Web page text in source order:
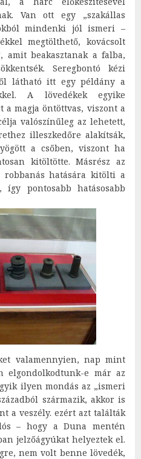
Van ott egy „szakállas
mindenki jól ismeri –
megtölthető, kovácsolt
amit beakasztanak a falba,
Seregbontó kézi
látható itt egy példány a
A lövedékek egyike
magja öntöttvas, viszont a
valószínűleg az lehetett,
illeszkedőre alakítsák,
a csőben, viszont ha
kitöltötte. Másrész az
hatására kitölti a
pontosabb hatásosabb
valamennyien, nap mint
elgondolkodtunk-e már az
ilyen mondás az „ismeri
származik, akkor is
a veszély. ezért azt találták
– hogy a Duna mentén
jelzőágyúkat helyeztek el.
nem volt benne lövedék,